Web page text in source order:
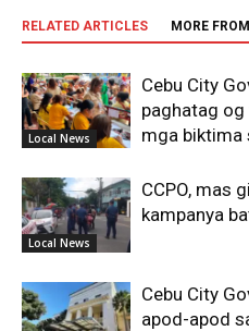
RELATED ARTICLES MORE
Local News
Cebu City
paghatag
mga biktima
Local News
CCPO, mas
kampanya
Cebu City
apod-apod